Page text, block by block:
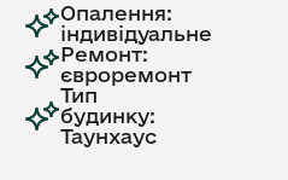
Опалення:
індивідуальне
Ремонт:
євроремонт
Тип
будинку:
Таунхаус